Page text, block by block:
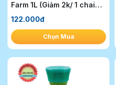
Farm 1L (Giảm 2k/ 1 chai
122.000đ
Chọn Mua